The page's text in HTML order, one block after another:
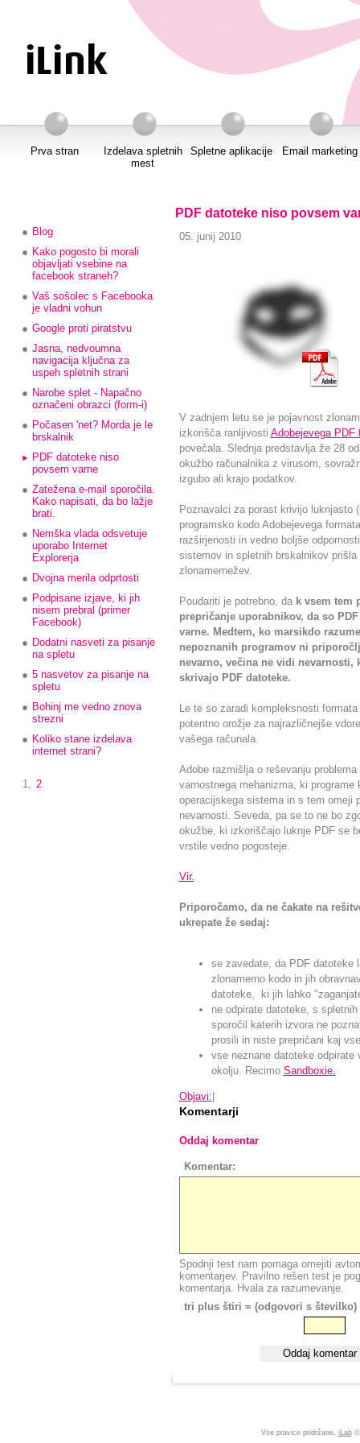
Prva stran
Izdelava spletnih
mest
Spletne aplikacije Email marketing
Blog
Kako pogosto bi morali
objavljati vsebine na
facebook straneh?
Vaš sošolec s Facebooka
je vladni vohun
Google proti piratstvu
Jasna, nedvoumna
navigacija ključna za
uspeh spletnih strani
Narobe splet - Napačno
označeni obrazci (form-i)
Počasen 'net? Morda je le
brskalnik
PDF datoteke niso
povsem varne
Zatežena e-mail sporočila.
Kako napisati, da bo lažje
brati.
Nemška vlada odsvetuje
uporabo Internet
Explorerja
Dvojna merila odprtosti
Podpisane izjave, ki jih
nisem prebral (primer
Facebook)
Dodatni nasveti za pisanje
na spletu
5 nasvetov za pisanje na
spletu
Bohinj me vedno znova
strezni
Koliko stane izdelava
internet strani?
1, 2
PDF datoteke niso povsem
05. junij 2010
V zadnjem letu se je pojavnost
izkorišča ranljivosti Adobejevega PDF
povečala. Slednja predstavlja že 28
okužbo računalnika z virusom,
izgubo ali krajo podatkov.
Poznavalci za porast krivijo luknjasto
programsko kodo Adobejevega
razširjenosti in vedno boljše
sistemov in spletnih brskalnikov prišla
zlonamernežev.
Poudariti je potrebno, da k vsem tem
prepričanje uporabnikov, da so
varne. Medtem, ko marsikdo
nepoznanih programov ni
nevarno, večina ne vidi nevarnosti,
skrivajo PDF datoteke.
Le te so zaradi kompleksnosti
potentno orožje za najrazličnejše
vašega računala.
Adobe razmišlja o reševanju
varnostnega mehanizma, ki programe
operacijskega sistema in s tem omeji
nevarnosti. Seveda, pa se to ne bo
okužbe, ki izkoriščajo luknje PDF se
vrstile vedno pogosteje.
Vir.
Priporočamo, da ne čakate na
ukrepate že sedaj:
se zavedate, da PDF datoteke
zlonamerno kodo in jih
datoteke, ki jih lahko
ne odpirate datoteke, s
sporočil katerih izvora ne
prosili in niste prepričani kaj
vse neznane datoteke odpirate
okolju. Recimo Sandboxie.
Objavi:|
Komentarji
Oddaj komentar
Komentar:
Spodnji test nam pomaga omejiti
komentarjev. Pravilno rešen test je
komentarja. Hvala za razumevanje.
tri plus štiri = (odgovori s številko)
Vse pravice pridržane, iLab©